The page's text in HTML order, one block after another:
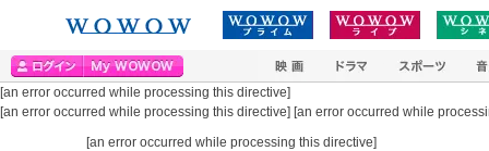
25th
WOWOW
WOWOW繝励Λ繧､繝�WOWOW
譏�逕ｻ 繝峨Λ繝� 繧
[an error occurred while processing this directive]
[an error occurred while processing this directive] [an error occurred while
[an error occurred while processing this directive]